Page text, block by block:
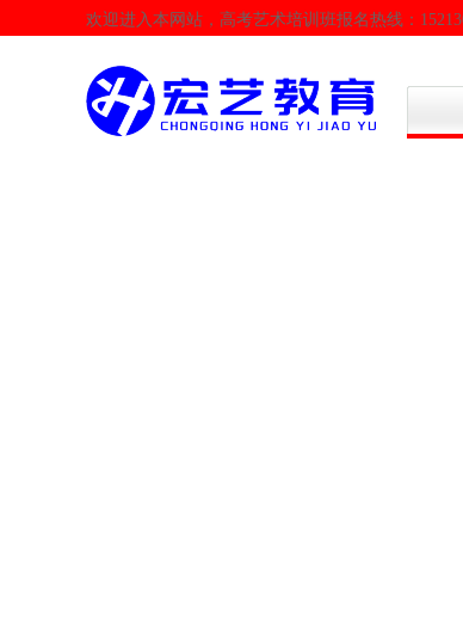
欢迎进入本网站，高考艺术培训班报名热线：